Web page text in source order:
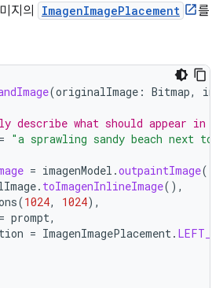
지의
ImagenImagePlacement
를
(originalImage : Bitmap,
describe what should appear in
= "a sprawling sandy beach next to
= imagenModel .outpaintImage(
. toImagenInlineImage(),
(1024, 1024),
= prompt,
= ImagenImagePlacement.